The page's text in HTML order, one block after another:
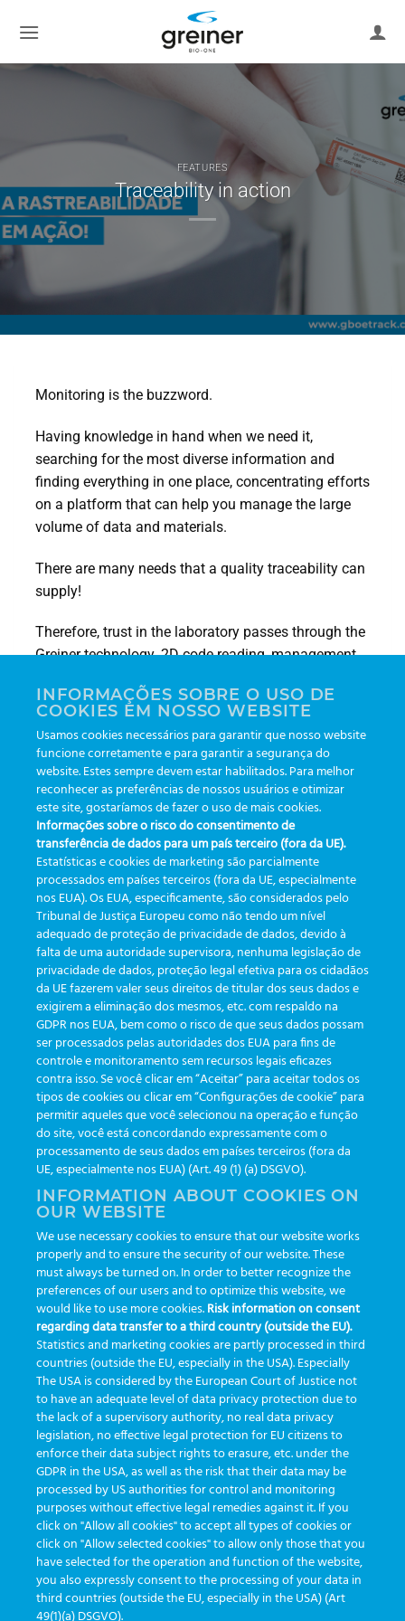
FEATURES
Traceability in action
Monitoring is the buzzword.
Having knowledge in hand when we need it,
searching for the most diverse information and
finding everything in one place, concentrating efforts
on a platform that can help you manage the large
volume of data and materials.
There are many needs that a quality traceability can
supply!
Therefore, trust in the laboratory passes through the
Greiner technology. 2D code reading, management
benefits.
Meet theGreiner Bio-One eTrack!
The app that makes a
difference in management
What can Greiner Bio-One
eTrack do for you?
CATEGORIES
Updates(19)
Events (19)
Features(35)
Newsletters(111)
TAGS
auditoria automação
congresso customização dashboard DICQ eficiência
enterprise etrack flebotomista governança clínica
GreinerBioOne greinerbioonebr HL7 IA informação
inovação ISO15189 laboratório novas tecnologias PALC
preanalitica processo de coleta produtividade
Pré-analítica qualidade rastreabilidade RDC
rotina laboratorial saúde tecnologia tomada de decisão
Transformação Transformação Digital tubos usabilidade
VACUETTE®
developed byGreiner Service Tech
INFORMAÇÕES SOBRE O USO DE
COOKIES EM NOSSO WEBSITE
Usamos cookies necessários para garantir que nosso website
funcione corretamente e para garantir a segurança do
website. Estes sempre devem estar habilitados. Para melhor
reconhecer as preferências de nossos usuários e otimizar
este site, gostaríamos de fazer o uso de mais cookies.
Informações sobre o risco do consentimento de
transferência de dados para um país terceiro (fora da UE).
Estatísticas e cookies de marketing são parcialmente
processados em países terceiros (fora da UE, especialmente
nos EUA). Os EUA, especificamente, são considerados pelo
Tribunal de Justiça Europeu como não tendo um nível
adequado de proteção de privacidade de dados, devido à
falta de uma autoridade supervisora, nenhuma legislação de
privacidade de dados, proteção legal efetiva para os cidadãos
da UE fazerem valer seus direitos de titular dos seus dados e
exigirem a eliminação dos mesmos, etc. com respaldo na
GDPR nos EUA, bem como o risco de que seus dados possam
ser processados pelas autoridades dos EUA para fins de
controle e monitoramento sem recursos legais eficazes
contra isso. Se você clicar em “Aceitar” para aceitar todos os
tipos de cookies ou clicar em “Configurações de cookie” para
permitir aqueles que você selecionou na operação e função
do site, você está concordando expressamente com o
processamento de seus dados em países terceiros (fora da
UE, especialmente nos EUA) (Art. 49 (1) (a) DSGVO).
INFORMATION ABOUT COOKIES ON
OUR WEBSITE
We use necessary cookies to ensure that our website works
properly and to ensure the security of our website. These
must always be turned on. In order to better recognize the
preferences of our users and to optimize this website, we
would like to use more cookies.Risk information on consent
regarding data transfer to a third country (outside the EU).
Statistics and marketing cookies are partly processed in third
countries (outside the EU, especially in the USA). Especially
The USA is considered by the European Court of Justice not
to have an adequate level of data privacy protection due to
the lack of a supervisory authority, no real data privacy
legislation, no effective legal protection for EU citizens to
enforce their data subject rights to erasure, etc. under the
GDPR in the USA, as well as the risk that their data may be
processed by US authorities for control and monitoring
purposes without effective legal remedies against it. If you
click on "Allow all cookies" to accept all types of cookies or
click on "Allow selected cookies" to allow only those that you
have selected for the operation and function of the website,
you also expressly consent to the processing of your data in
third countries (outside the EU, especially in the USA) (Art